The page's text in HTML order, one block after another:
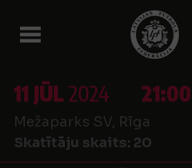
11 JŪL2024 21:00
Mežaparks SV, Rīga
Skatītāju skaits: 20